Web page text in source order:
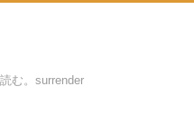
む。surrender